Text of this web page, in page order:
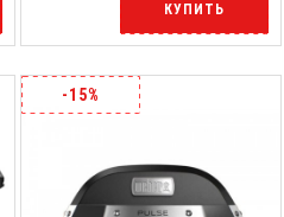
КУПИТЬ
-15%